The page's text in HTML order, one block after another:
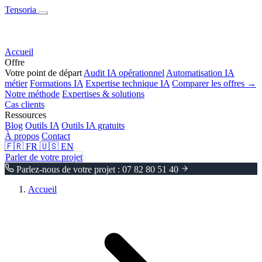
Tensoria
Accueil
Offre
Votre point de départ Audit IA opérationnel Automatisation IA
métier Formations IA Expertise technique IA Comparer les offres →
Notre méthode Expertises & solutions
Cas clients
Ressources
Blog Outils IA Outils IA gratuits
À propos Contact
🇫🇷 FR 🇺🇸 EN
Parler de votre projet
Parlez-nous de votre projet : 07 82 80 51 40
Accueil